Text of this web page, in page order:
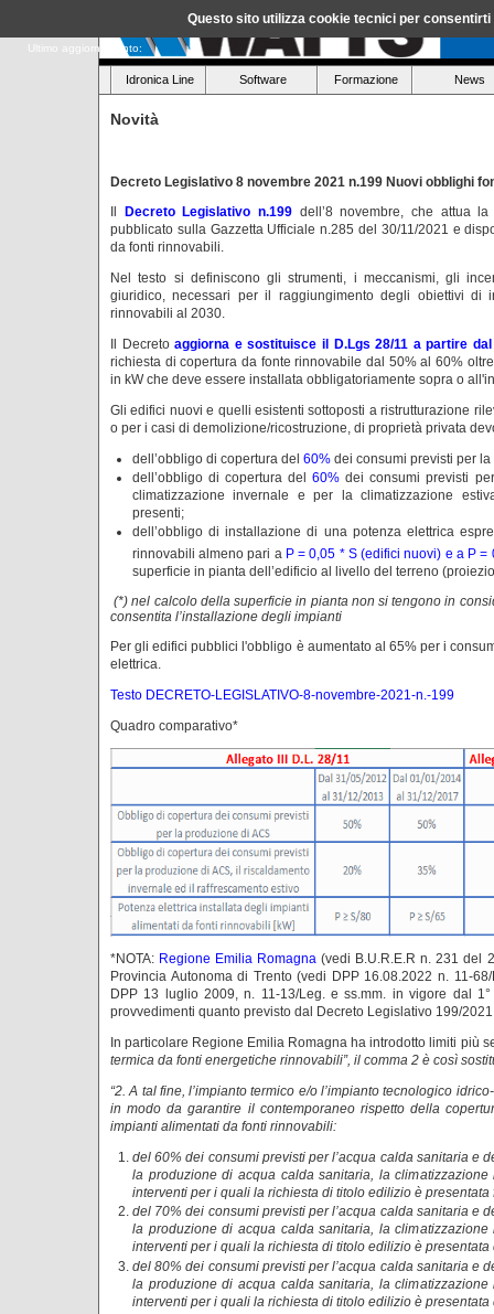
Ultimo aggiornamento:
Idronica Line Software Formazione News
Novità
Decreto Legislativo 8 novembre 2021 n.199 Nuovi obblighi
Il Decreto Legislativo n.199 dell’8 novembre, che attua
pubblicato sulla Gazzetta Ufficiale n.285 del 30/11/2021 e
da fonti rinnovabili.
Nel testo si definiscono gli strumenti, i meccanismi, gli
giuridico, necessari per il raggiungimento degli obiettivi di
rinnovabili al 2030.
Il Decretoaggiorna e sostituisce il D.Lgs 28/11 a partire dal
richiesta di copertura da fonte rinnovabile dal 50% al 60%
in kW che deve essere installata obbligatoriamente sopra o
Gli edifici nuovi e quelli esistenti sottoposti a ristrutturazione
o per i casi di demolizione/ricostruzione, di proprietà privata
dell’obbligo di copertura del 60% dei consumi previsti per
dell’obbligo di copertura del60% dei consumi previsti
climatizzazione invernale e per la climatizzazione
presenti;
dell’obbligo di installazione di una potenza elettrica
rinnovabili almeno pari a P = 0,05 * S (edifici nuovi) e a P
superficie in pianta dell’edificio al livello del terreno
(*) nel calcolo della superficie in pianta non si tengono in
consentita l’installazione degli impianti
Per gli edifici pubblici l'obbligo è aumentato al 65% per i
elettrica.
Testo DECRETO-LEGISLATIVO-8-novembre-2021-n.-199
Quadro comparativo*
*NOTA: Regione Emilia Romagna (vedi B.U.R.E.R n. 231 del
Provincia Autonoma di Trento (vedi DPP 16.08.2022 n. 11-
DPP 13 luglio 2009, n. 11-13/Leg. e ss.mm. in vigore dal
provvedimenti quanto previsto dal Decreto Legislativo 199/
In particolare Regione Emilia Romagna ha introdotto limiti più
termica da fonti energetiche rinnovabili”, il comma 2 è così
“2. A tal fine, l’impianto termico e/o l’impianto tecnologico
in modo da garantire il contemporaneo rispetto della
impianti alimentati da fonti rinnovabili:
del 60% dei consumi previsti per l’acqua calda sanitaria e
la produzione di acqua calda sanitaria, la
interventi per i quali la richiesta di titolo edilizio è
del 70% dei consumi previsti per l’acqua calda sanitaria e
la produzione di acqua calda sanitaria, la
interventi per i quali la richiesta di titolo edilizio è presentata
del 80% dei consumi previsti per l’acqua calda sanitaria e
la produzione di acqua calda sanitaria, la
interventi per i quali la richiesta di titolo edilizio è presentata
Questo sito utilizza cookie tecnici per